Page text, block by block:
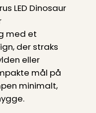
LED Dinosaur
med et
der straks
eller
mål på
minimalt,